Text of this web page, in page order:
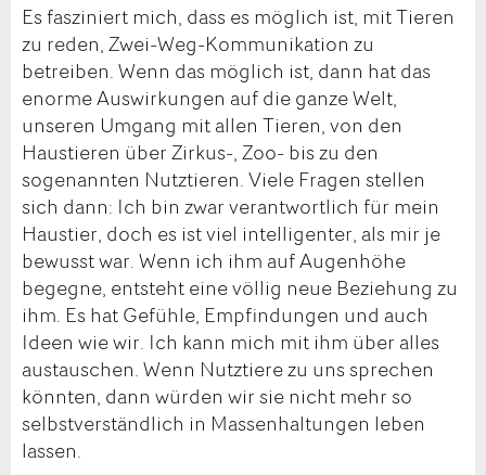
Es fasziniert mich, dass es möglich ist, mit Tieren
zu reden, Zwei-Weg-Kommunikation zu
betreiben. Wenn das möglich ist, dann hat das
enorme Auswirkungen auf die ganze Welt,
unseren Umgang mit allen Tieren, von den
Haustieren über Zirkus-, Zoo- bis zu den
sogenannten Nutztieren. Viele Fragen stellen
sich dann: Ich bin zwar verantwortlich für mein
Haustier, doch es ist viel intelligenter, als mir je
bewusst war. Wenn ich ihm auf Augenhöhe
begegne, entsteht eine völlig neue Beziehung zu
ihm. Es hat Gefühle, Empfindungen und auch
Ideen wie wir. Ich kann mich mit ihm über alles
austauschen. Wenn Nutztiere zu uns sprechen
könnten, dann würden wir sie nicht mehr so
selbstverständlich in Massenhaltungen leben
lassen.